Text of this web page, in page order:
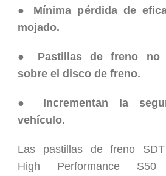
● Mínima pérdida de
mojado.
● Pastillas de freno no
sobre el disco de freno.
● Incrementan la
vehículo.
Las pastillas de freno
High Performance